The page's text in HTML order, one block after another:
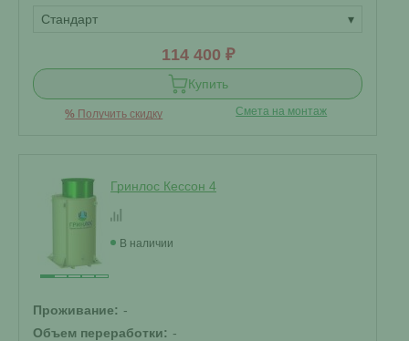
Стандарт
▾
114 400 ₽
Купить
% Получить скидку Смета на монтаж
Гринлос Кессон 4
В наличии
Проживание: -
Объем переработки: -